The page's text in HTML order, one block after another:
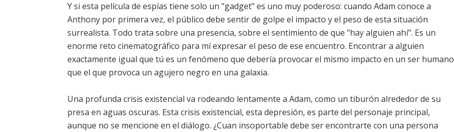
Y si esta película de espías tiene solo un "gadget" es uno muy poderoso: cuando Adam conoce a
Anthony por primera vez, el público debe sentir de golpe el impacto y el peso de esta situación
surrealista. Todo trata sobre una presencia, sobre el sentimiento de que "hay alguien ahí". Es un
enorme reto cinematográfico para mí expresar el peso de ese encuentro. Encontrar a alguien
exactamente igual que tú es un fenómeno que debería provocar el mismo impacto en un ser humano
que el que provoca un agujero negro en una galaxia.
Una profunda crisis existencial va rodeando lentamente a Adam, como un tiburón alrededor de su
presa en aguas oscuras. Esta crisis existencial, esta depresión, es parte del personaje principal,
aunque no se mencione en el diálogo. ¿Cuan insoportable debe ser encontrarte con una persona